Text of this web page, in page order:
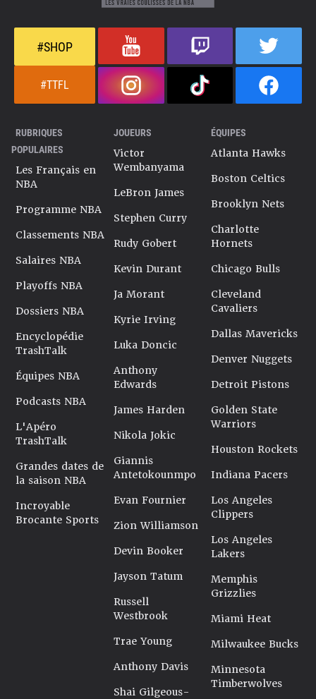
#SHOP
#TTFL
RUBRIQUES
POPULAIRES
Les Français en
NBA
Programme NBA
Classements NBA
Salaires NBA
Playoffs NBA
Dossiers NBA
Encyclopédie
TrashTalk
Équipes NBA
Podcasts NBA
L'Apéro
TrashTalk
Grandes dates de
la saison NBA
Incroyable
Brocante Sports
JOUEURS
Victor
Wembanyama
LeBron James
Stephen Curry
Rudy Gobert
Kevin Durant
Ja Morant
Kyrie Irving
Luka Doncic
Anthony
Edwards
James Harden
Nikola Jokic
Giannis
Antetokounmpo
Evan Fournier
Zion Williamson
Devin Booker
Jayson Tatum
Russell
Westbrook
Trae Young
Anthony Davis
Shai Gilgeous-
ÉQUIPES
Atlanta Hawks
Boston Celtics
Brooklyn Nets
Charlotte
Hornets
Chicago Bulls
Cleveland
Cavaliers
Dallas Mavericks
Denver Nuggets
Detroit Pistons
Golden State
Warriors
Houston Rockets
Indiana Pacers
Los Angeles
Clippers
Los Angeles
Lakers
Memphis
Grizzlies
Miami Heat
Milwaukee Bucks
Minnesota
Timberwolves